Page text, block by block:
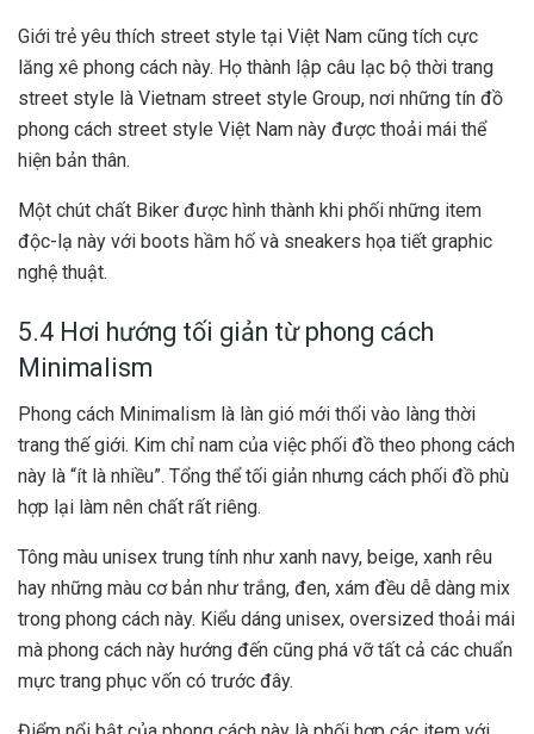
Giới trẻ yêu thích street style tại Việt Nam cũng tích cực
lăng xê phong cách này. Họ thành lập câu lạc bộ thời trang
street style là Vietnam street style Group, nơi những tín đồ
phong cách street style Việt Nam này được thoải mái thể
hiện bản thân.
Một chút chất Biker được hình thành khi phối những item
độc-lạ này với boots hầm hố và sneakers họa tiết graphic
nghệ thuật.
5.4 Hơi hướng tối giản từ phong cách
Minimalism
Phong cách Minimalism là làn gió mới thổi vào làng thời
trang thế giới. Kim chỉ nam của việc phối đồ theo phong cách
này là “ít là nhiều”. Tổng thể tối giản nhưng cách phối đồ phù
hợp lại làm nên chất rất riêng.
Tông màu unisex trung tính như xanh navy, beige, xanh rêu
hay những màu cơ bản như trắng, đen, xám đều dễ dàng mix
trong phong cách này. Kiểu dáng unisex, oversized thoải mái
mà phong cách này hướng đến cũng phá vỡ tất cả các chuẩn
mực trang phục vốn có trước đây.